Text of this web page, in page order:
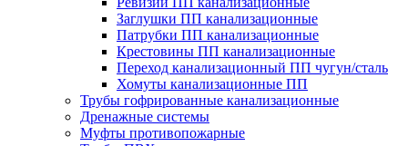
Заглушки ПП канализационные
Патрубки ПП канализационные
Крестовины ПП канализационные
Переход канализационный ПП чугун/сталь
Хомуты канализационные ПП
Трубы гофрированные канализационные
Дренажные системы
Муфты противопожарные